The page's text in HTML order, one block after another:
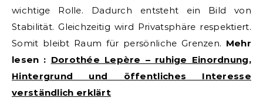
wichtige Rolle. Dadurch entsteht ein Bild von
Stabilität. Gleichzeitig wird Privatsphäre respektiert.
Somit bleibt Raum für persönliche Grenzen. Mehr
lesen : Dorothée Lepère – ruhige Einordnung,
Hintergrund und öffentliches Interesse
verständlich erklärt